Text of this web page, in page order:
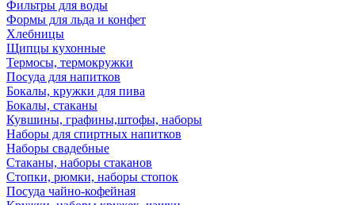
Фильтры для воды
Формы для льда и конфет
Хлебницы
Щипцы кухонные
Термосы, термокружки
Посуда для напитков
Бокалы, кружки для пива
Бокалы, стаканы
Кувшины, графины,штофы, наборы
Наборы для спиртных напитков
Наборы свадебные
Стаканы, наборы стаканов
Стопки, рюмки, наборы стопок
Посуда чайно-кофейная